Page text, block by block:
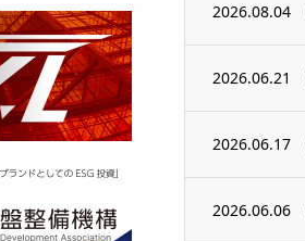
2026.08.04
2026.06.21
2026.06.17
2026.06.06